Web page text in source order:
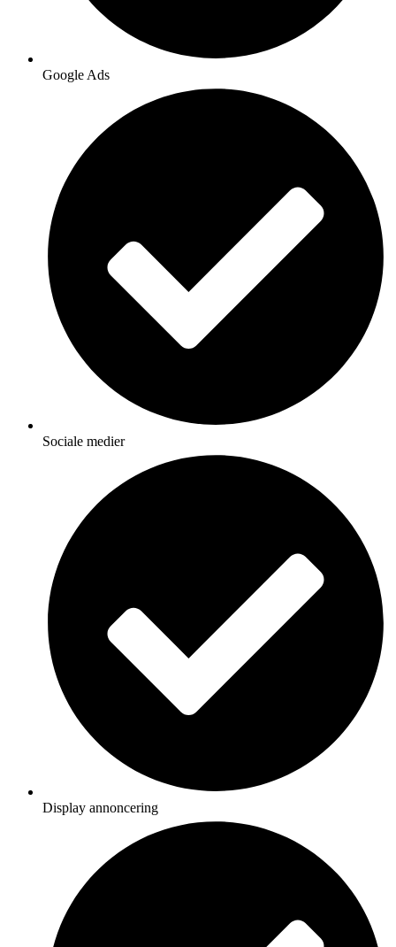
Google Ads
Sociale medier
Display annoncering